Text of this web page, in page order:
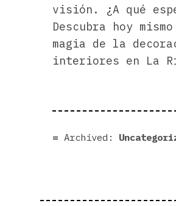
visión. ¿A qué
Descubra hoy
magia de la
interiores en La
Archived: